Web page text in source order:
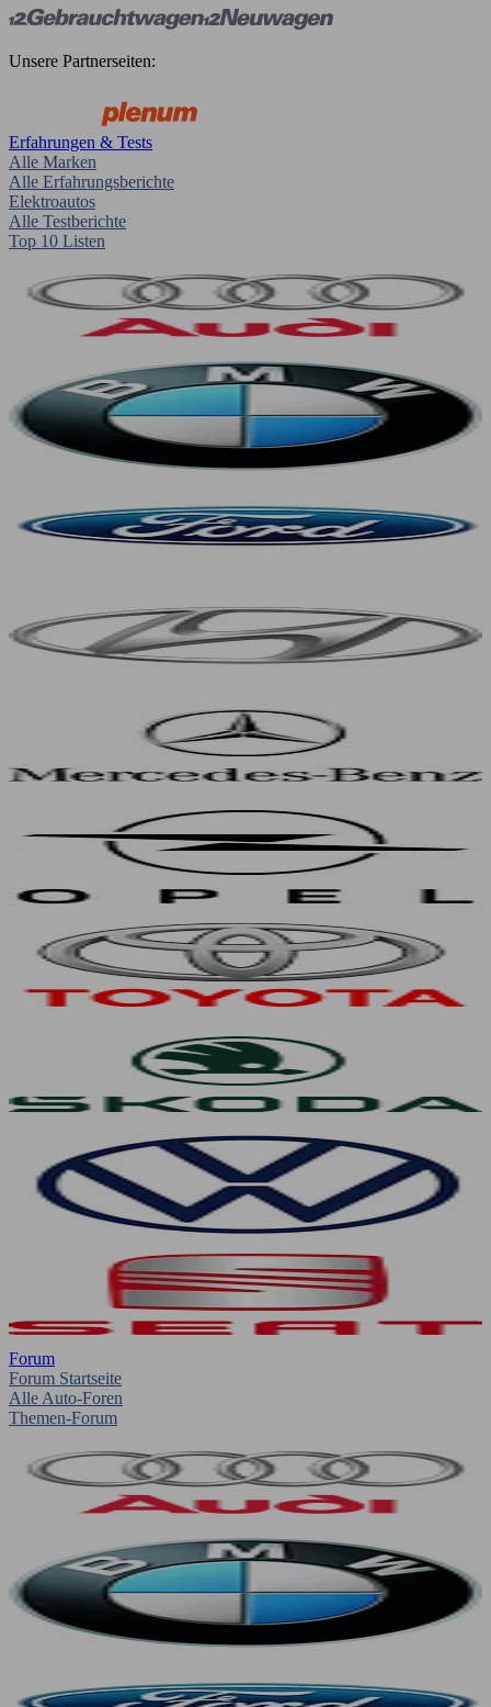
Unsere Partnerseiten:
Erfahrungen & Tests
Alle Marken
Alle Erfahrungsberichte
Elektroautos
Alle Testberichte
Top 10 Listen
Forum
Forum Startseite
Alle Auto-Foren
Themen-Forum